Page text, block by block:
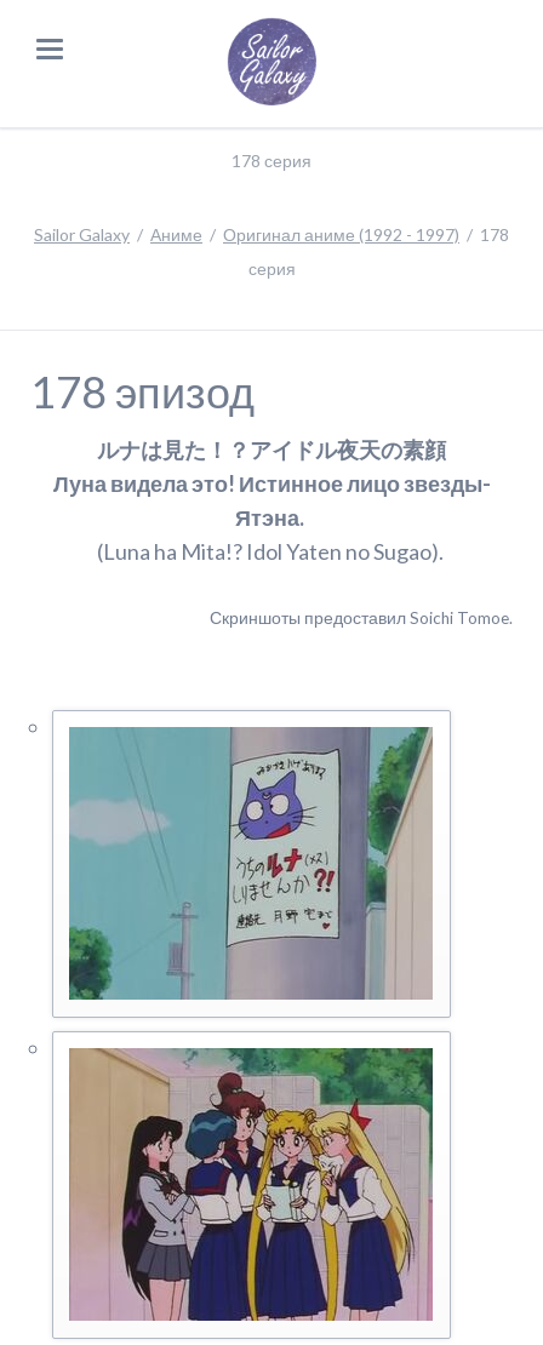
178 серия
Sailor Galaxy Аниме Оригинал аниме (1992 - 1997)
178
серия
178 эпизод
ルナは見た！？アイドル夜天の素顔
Луна видела это! Истинное лицо звезды-
Ятэна.
(Luna ha Mita!? Idol Yaten no Sugao).
Скриншоты предоставил Soichi Tomoe.